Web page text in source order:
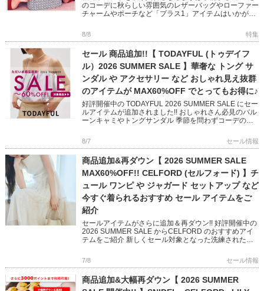
のコーデに秋らしい雰囲気のレザーバッグやローファー
チャームやポーチなど「プラス1」アイテムはいかがで
8/8 特集
セール 商品追加!!【 TODAYFUL (トゥデイフ
ル）2026 SUMMER SALE 】華奢な トング サ
ンダル や アクセサリー など おしゃれ見え抜群
のアイテムが MAX60%OFF でとってもお得に♪
好評開催中の TODAYFUL 2026 SUMMER SALE にセー
ルアイテムが追加されました!! おしゃれさん必見のバル
ーンキャミやトングサンダル 季節を問わずコーデのア
8/7 セール情報
商品追加&再ダウン【 2026 SUMMER SALE
MAX60%OFF!! CELFORD (セルフォード) 】チ
ュール ワンピ や ジャガード セットアップ など
今すぐ着られるおすすめ セール アイテムをご
紹介
セールアイテムがさらに追加＆再ダウン!! 好評開催中の
2026 SUMMER SALE からCELFORD のおすすめアイ
テムをご紹介 新しくセール対象となった洗練された雰
7/8 セール情報
商品追加&大幅再ダウン【 2026 SUMMER